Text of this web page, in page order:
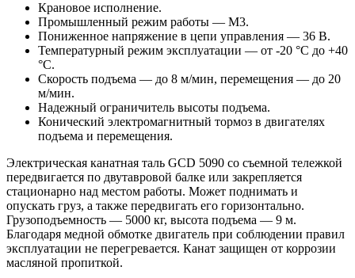
Крановое исполнение.
Промышленный режим работы — М3.
Пониженное напряжение в цепи управления — 36 B.
Температурный режим эксплуатации — от -20 °C до +40
°C.
Скорость подъема — до 8 м/мин, перемещения — до 20
м/мин.
Надежный ограничитель высоты подъема.
Конический электромагнитный тормоз в двигателях
подъема и перемещения.
Электрическая канатная таль GCD 5090 со съемной тележкой
передвигается по двутавровой балке или закрепляется
стационарно над местом работы. Может поднимать и
опускать груз, а также передвигать его горизонтально.
Грузоподъемность — 5000 кг, высота подъема — 9 м.
Благодаря медной обмотке двигатель при соблюдении правил
эксплуатации не перегревается. Канат защищен от коррозии
масляной пропиткой.